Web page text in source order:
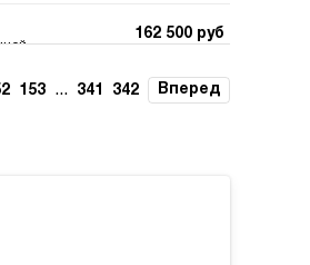
162 500 руб
153 ... 341 342 Вперед